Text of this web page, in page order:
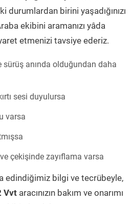
durumlardan birini yaşadığınızı
ekibini aramanızı yâda
etmenizi tavsiye ederiz.
sürüş anında olduğundan daha
sesi duyulursa
varsa
çekişinde zayıflama varsa
edindiğimiz bilgi ve tecrübeyle,
Vvt aracınızın bakım ve onarımı